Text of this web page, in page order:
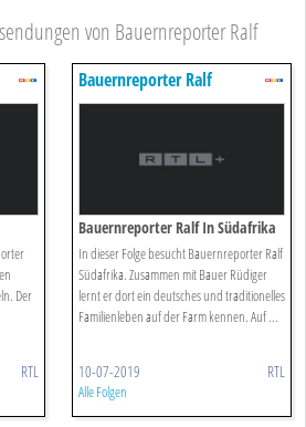
von Bauernreporter Ralf
Der
RTL
Bauernreporter Ralf
Bauernreporter Ralf In Südafrika
In dieser Folge besucht Bauernreporter Ralf
Südafrika. Zusammen mit Bauer Rüdiger
lernt er dort ein deutsches und traditionelles
Familienleben auf der Farm kennen. Auf ...
10-07-2019 RTL
Alle Folgen